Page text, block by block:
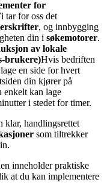
for
tar for oss det
, og innbygging
din i søkemotorer.
av lokale
brukere)Hvis bedriften
en side for hvert
din kjører på
enkelt kan lage
i stedet for timer.
klar, handlingsrettet
som tiltrekker
inneholder praktiske
at du kan implementere